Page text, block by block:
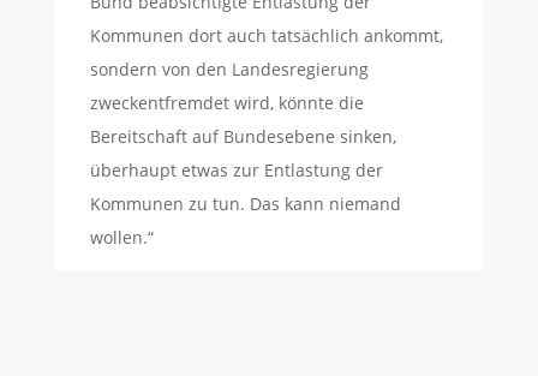
Kommunen dort auch tatsächlich ankommt,
sondern von den Landesregierung
zweckentfremdet wird, könnte die
Bereitschaft auf Bundesebene sinken,
überhaupt etwas zur Entlastung der
Kommunen zu tun. Das kann niemand
wollen.“